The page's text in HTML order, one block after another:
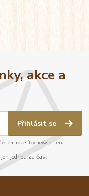
akce a
Přihlásit se
rozesílky newsletteru.
jednou za čas.